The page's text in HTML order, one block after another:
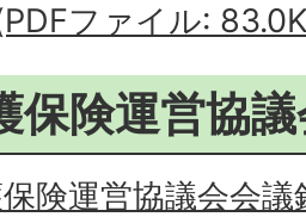
ファイル:
保険運営協
険運営協議会会